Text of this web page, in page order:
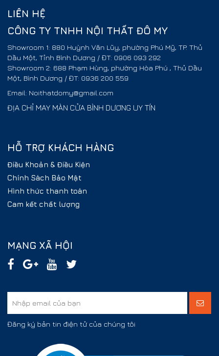
LIÊN HỆ
CÔNG TY TNHH NỘI THẤT ĐÔ MY
Showroom 1: 880 Huỳnh Văn Lũy, phường Phú Mỹ, TP. Thủ
Dầu Một, Tỉnh Bình Dương / ĐT: 0906 093 292
Showroom 2: 688 Phạm Hùng, phường Hòa Phú , Thủ Dầu
Một, Bình Dương / ĐT: 0936 200 559
Email: Noithatdomy@gmail.com
ĐỊA CHỈ MAY MÀN CỬA BÌNH DƯƠNG UY TÍN
HỖ TRỢ KHÁCH HÀNG
Điều Khoản & Điều Kiện
Chính Sách Bảo Mật
Hình thức thanh toán
Cam kết chất lượng
MẠNG XÃ HỘI
Đăng ký bản tin điện tử của chúng tôi